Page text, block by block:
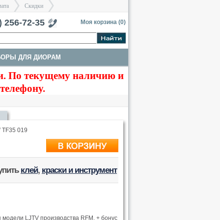
>
Скидки
>
256-72-35 Моя корзина (0)
ДЛЯ ДИОРАМ
ТРАКИ И СТВОЛЫ
По текущему наличию и
TF35 019
клей, краски и инструмент
LJTV производства RFM. + бонус